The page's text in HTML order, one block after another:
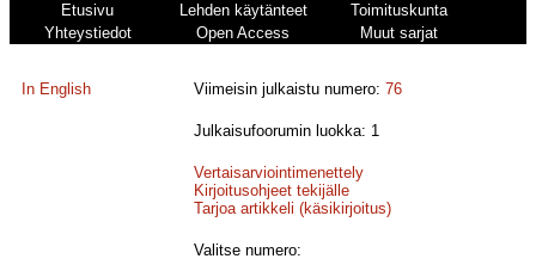
Etusivu Lehden käytänteet
Toimituskunta
Yhteystiedot
Open Access Muut sarjat
In English Viimeisin julkaistu numero:76
Julkaisufoorumin luokka: 1
Vertaisarviointimenettely
Kirjoitusohjeet tekijälle
Tarjoa artikkeli (käsikirjoitus)
Valitse numero: